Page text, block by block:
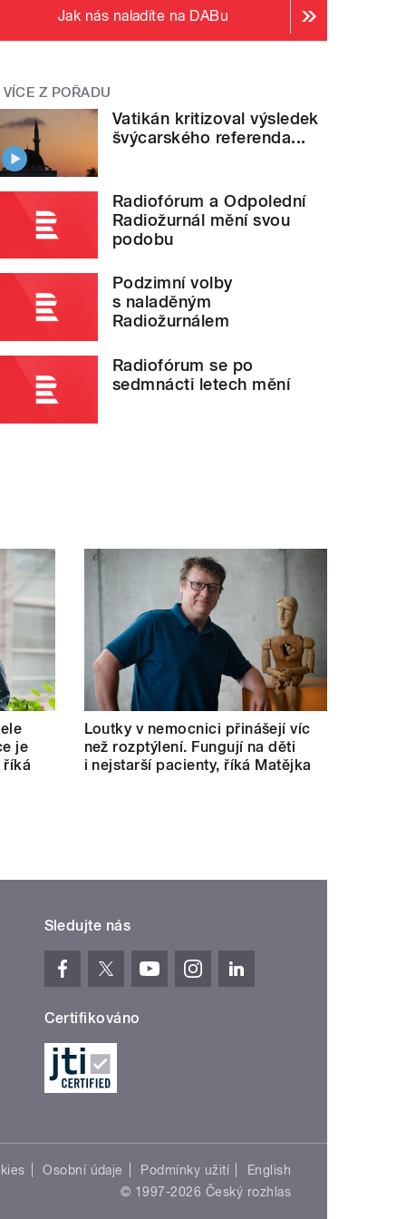
Jak nás naladíte na DABu
VÍCE Z POŘADU
Vatikán kritizoval výsledek
švýcarského referenda...
Radiofórum a Odpolední
Radiožurnál mění svou
podobu
Podzimní volby
s naladěným
Radiožurnálem
Radiofórum se po
sedmnácti letech mění
je
říká
Loutky v nemocnici přinášejí víc
než rozptýlení. Fungují na děti
i nejstarší pacienty, říká Matějka
Sledujte nás
Certifikováno
Osobní údaje Podmínky užití
English
© 1997-2026 Český rozhlas